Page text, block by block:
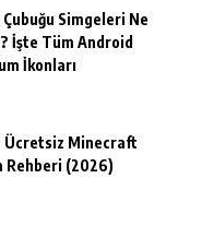
Simgeleri Ne
İşte Tüm Android
İkonları
Ücretsiz Minecraft
Rehberi (2026)